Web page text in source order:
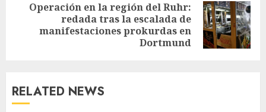
Operación en la región del Ruhr:
redada tras la escalada de
manifestaciones prokurdas en
Dortmund
RELATED NEWS